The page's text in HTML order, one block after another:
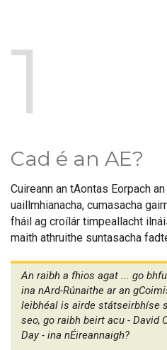
1
Cad é an AE?
Cuireann an tAontas Eorpach
uaillmhianacha, cumasacha
fháil ag croílár timpeallacht
maith athruithe suntasacha
An raibh a fhios agat ... go
ina nArd-Rúnaithe ar an
leibhéal is airde státseirbhíse
seo, go raibh beirt acu - David
Day - ina nÉireannaigh?